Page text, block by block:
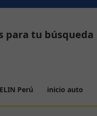
para tu búsqueda
Perú inicio auto